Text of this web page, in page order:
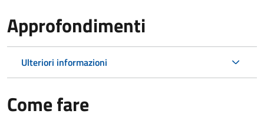
Approfondimenti
Ulteriori informazioni
Come fare